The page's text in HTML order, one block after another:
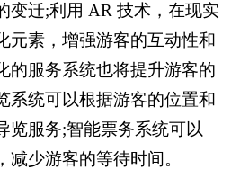
变迁;利用 AR 技术，在现实
元素，增强游客的互动性和
的服务系统也将提升游客的
系统可以根据游客的位置和
览服务;智能票务系统可以
少游客的等待时间。